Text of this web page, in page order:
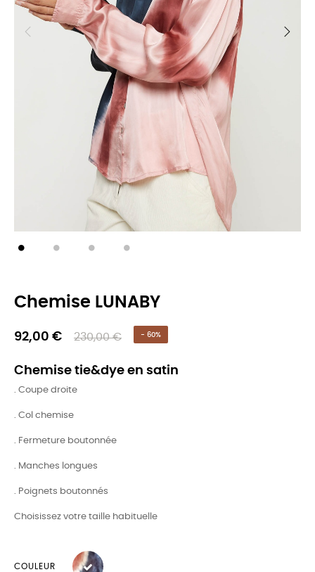
Chemise LUNABY
92,00 € 230,00 € - 60%
Chemise tie&dye en satin
. Coupe droite
. Col chemise
. Fermeture boutonnée
. Manches longues
. Poignets boutonnés
Choisissez votre taille habituelle
COULEUR